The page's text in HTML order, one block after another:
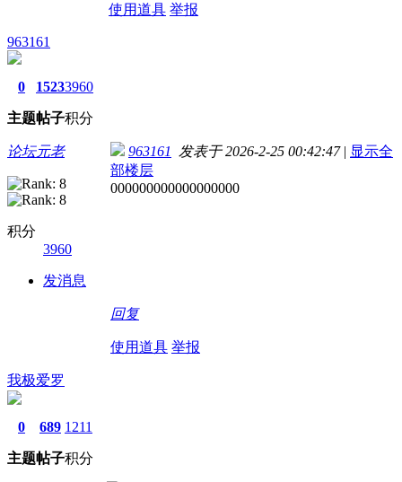
使用道具 举报
963161
0
主题
1523
帖子
3960
积分
论坛元老
积分
3960
发消息
963161 发表于 2026-2-25 00:42:47 | 显示全
部楼层
000000000000000000
回复
使用道具 举报
我极爱罗
0
主题
689
帖子
1211
积分